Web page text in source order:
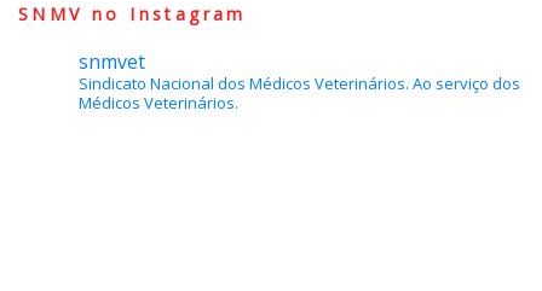
SNMV no Instagram
snmvet
Sindicato Nacional dos Médicos Veterinários. Ao serviço dos
Médicos Veterinários.